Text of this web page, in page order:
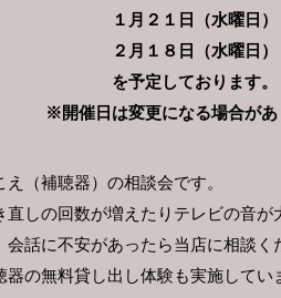
１月２１日（水曜日）
２月１８日（水曜日）
を予定しております。
※開催日は変更になる場合があ
え（補聴器）の相談会です。
直しの回数が増えたりテレビの音が
会話に不安があったら当店に相談く
器の無料貸し出し体験も実施してい